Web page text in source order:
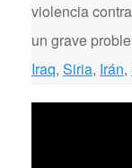
violencia
un grave
Iraq, Siria, Irán,